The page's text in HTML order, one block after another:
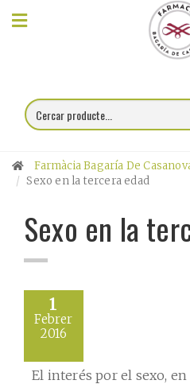
×
online
Farmàcia
Blog
Xerrades
Promocions
Encárrec
fórmules
Farmàcia Bagaría De
Sexo en la tercera edad
Sexo en la
1
Febrer
2016
El interés por el sexo,